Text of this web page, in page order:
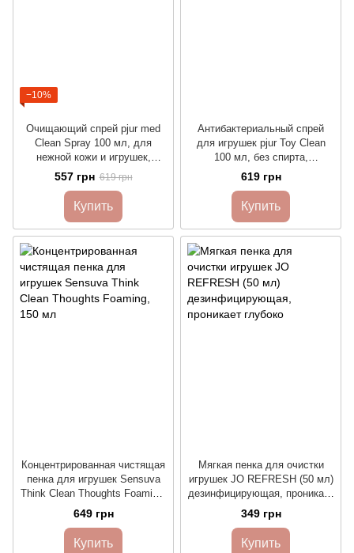
−10%
Очищающий спрей pjur med
Clean Spray 100 мл, для
нежной кожи и игрушек,
антибактериальный
557 грн 619 грн
Купить
Антибактериальный спрей
для игрушек pjur Toy Clean
100 мл, без спирта,
деликатный
619 грн
Купить
Концентрированная чистящая
пенка для игрушек Sensuva
Think Clean Thoughts Foaming,
150 мл
649 грн
Купить
Мягкая пенка для очистки
игрушек JO REFRESH (50 мл)
дезинфицирующая, проникает
глубоко
349 грн
Купить